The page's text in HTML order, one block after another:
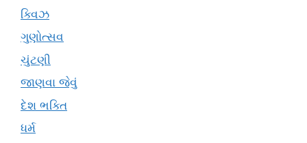
ક્વિઝ
ગુણોત્સવ
ચુંટણી
જાણવા જેવું
દેશ ભક્તિ
ધર્મ